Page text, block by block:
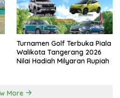
Turnamen Golf Terbuka Piala
Walikota Tangerang 2026
Nilai Hadiah Milyaran Rupiah
More